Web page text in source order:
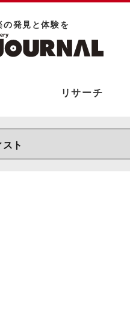
の発⾒と体験を
リサーチ